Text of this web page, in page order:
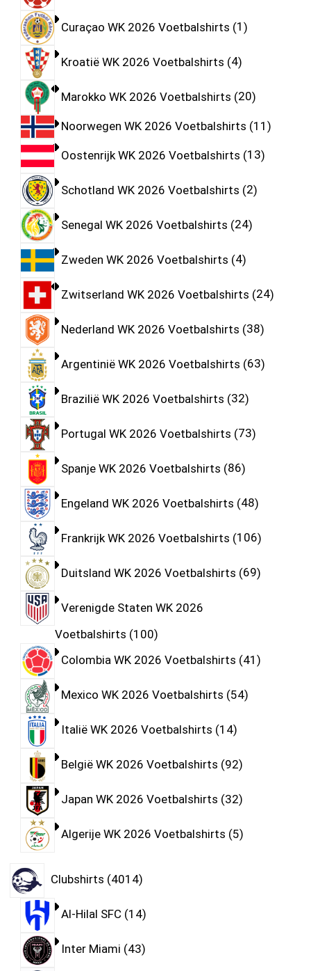
Curaçao WK 2026 Voetbalshirts 1
Kroatië WK 2026 Voetbalshirts 4
Marokko WK 2026 Voetbalshirts 20
Noorwegen WK 2026 Voetbalshirts 11
Oostenrijk WK 2026 Voetbalshirts 13
Schotland WK 2026 Voetbalshirts 2
Senegal WK 2026 Voetbalshirts 24
Zweden WK 2026 Voetbalshirts 4
Zwitserland WK 2026 Voetbalshirts 24
Nederland WK 2026 Voetbalshirts 38
Argentinië WK 2026 Voetbalshirts 63
Brazilië WK 2026 Voetbalshirts 32
Portugal WK 2026 Voetbalshirts 73
Spanje WK 2026 Voetbalshirts 86
Engeland WK 2026 Voetbalshirts 48
Frankrijk WK 2026 Voetbalshirts 106
Duitsland WK 2026 Voetbalshirts 69
Verenigde Staten WK 2026
Voetbalshirts 100
Colombia WK 2026 Voetbalshirts 41
Mexico WK 2026 Voetbalshirts 54
Italië WK 2026 Voetbalshirts 14
België WK 2026 Voetbalshirts 92
Japan WK 2026 Voetbalshirts 32
Algerije WK 2026 Voetbalshirts 5
Clubshirts 4014
Al-Hilal SFC 14
Inter Miami 43